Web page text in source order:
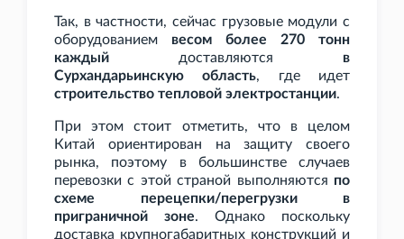
Так, в частности, сейчас грузовые модули с
оборудованием весом более 270
тонн
каждый доставляются в
Сурхандарьинскую область, где идет
строительство тепловой электростанции.
При этом стоит отметить, что в целом
Китай ориентирован на защиту своего
рынка, поэтому в большинстве случаев
перевозки с этой страной выполняются по
схеме перецепки/перегрузки в
приграничной зоне. Однако поскольку
доставка крупногабаритных конструкций и